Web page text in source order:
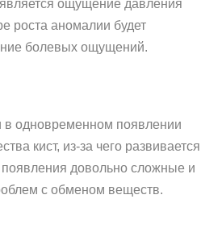
ощущение давления
роста аномалии будет
болевых ощущений.
в одновременном появлении
кист, из-за чего развивается
довольно сложные и
с обменом веществ.